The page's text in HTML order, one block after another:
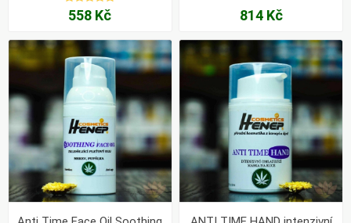
558 Kč 814 Kč